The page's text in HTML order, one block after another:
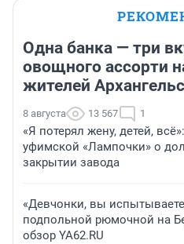
Одна банка — три
овощного ассорти
жителей
8 августа 13 567 1
«Я потерял жену, детей,
уфимской «Лампочки» о
закрытии завода
«Девчонки, вы испытываете
подпольной рюмочной на
обзор YA62.RU